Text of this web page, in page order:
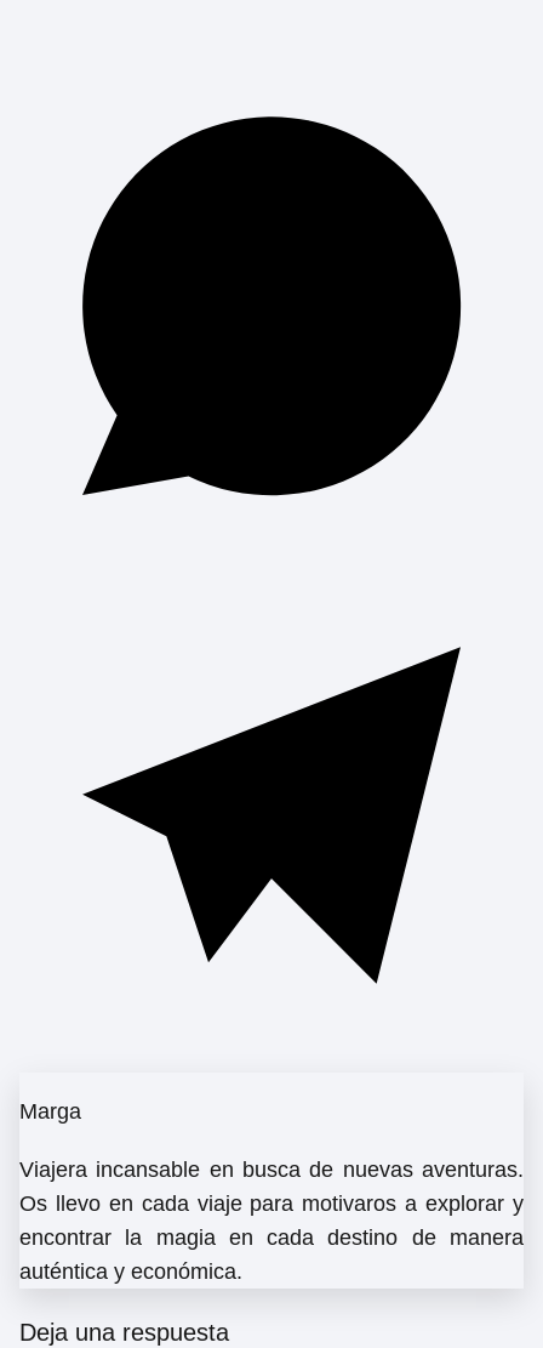
Marga
Viajera incansable en busca de nuevas aventuras.
Os llevo en cada viaje para motivaros a explorar y
encontrar la magia en cada destino de manera
auténtica y económica.
Deja una respuesta